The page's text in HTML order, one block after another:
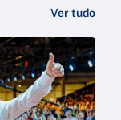
Ver tudo